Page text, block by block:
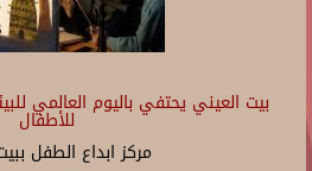
بيت العيني يحتفي باليوم العالمي
للأطفال
مركز ابداع الطفل